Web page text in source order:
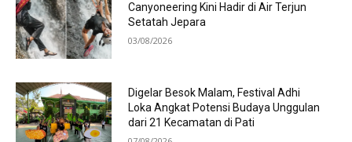
Canyoneering Kini Hadir di Air Terjun
Setatah Jepara
03/08/2026
Digelar Besok Malam, Festival Adhi
Loka Angkat Potensi Budaya Unggulan
dari 21 Kecamatan di Pati